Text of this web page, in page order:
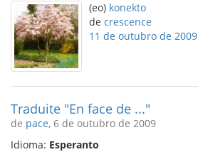
(eo) konekto
de crescence
11 de outubro de 2009
Traduite "En face de ..."
de pace, 6 de outubro de 2009
Idioma: Esperanto